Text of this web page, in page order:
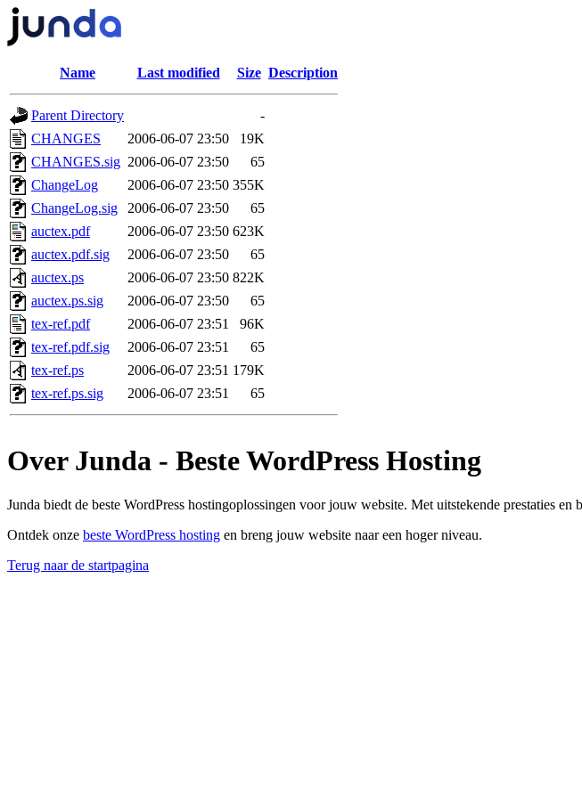
Name Last modified Size Description
Parent Directory
-
CHANGES
2006-06-07 23:50
19K
CHANGES.sig 2006-06-07 23:50
65
ChangeLog
2006-06-07 23:50 355K
ChangeLog.sig
2006-06-07 23:50
65
auctex.pdf
2006-06-07 23:50 623K
auctex.pdf.sig
2006-06-07 23:50
65
auctex.ps
2006-06-07 23:50 822K
auctex.ps.sig
2006-06-07 23:50
65
tex-ref.pdf
2006-06-07 23:51
96K
tex-ref.pdf.sig
2006-06-07 23:51
65
tex-ref.ps
2006-06-07 23:51 179K
tex-ref.ps.sig
2006-06-07 23:51 65
Over Junda - Beste WordPress Hosting
Junda biedt de beste WordPress hostingoplossingen voor jouw website. Met uitstekende prestaties
Ontdek onze beste WordPress hosting en breng jouw website naar een hoger niveau.
Terug naar de startpagina